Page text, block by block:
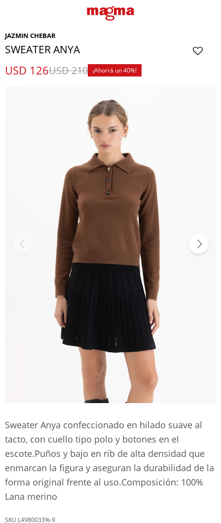
JAZMIN CHEBAR
SWEATER ANYA
USD 126USD210 40
Sweater Anya confeccionado en hilado suave al
tacto, con cuello tipo polo y botones en el
escote.Puños y bajo en rib de alta densidad que
enmarcan la figura y aseguran la durabilidad de la
forma original frente al uso.Composición: 100%
Lana merino
L4980033%-9